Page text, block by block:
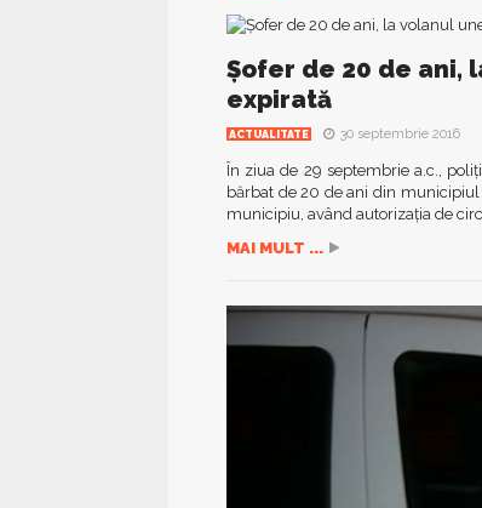
Șofer de 20 de ani,
expirată
ACTUALITATE 30 septembrie 2016
În ziua de 29 septembrie a.c.,
bărbat de 20 de ani din
municipiu, având autorizația de
MAI MULT ...